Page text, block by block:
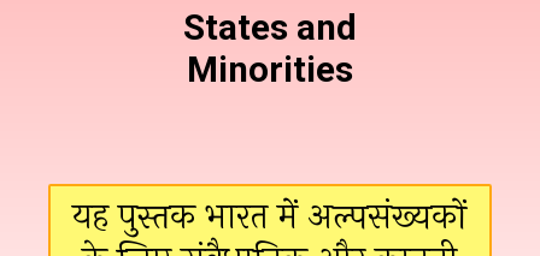
यह पुस्तक भारत में अल्पसंख्यकों
States and
Minorities